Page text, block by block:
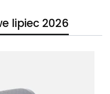
lipiec 2026